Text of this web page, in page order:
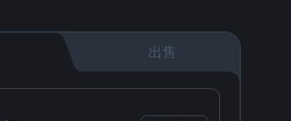
出售